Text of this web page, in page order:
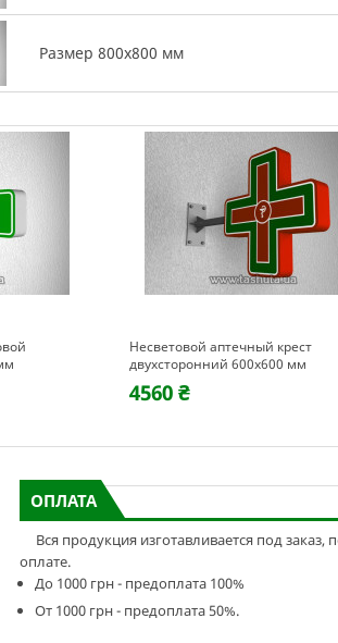
Размер 800х800 мм
Несветовой аптечный крест
двухсторонний 600х600 мм
4560 ₴
ОПЛАТА
Вся продукция изготавливается под заказ,
оплате.
До 1000 грн - предоплата 100%
От 1000 грн - предоплата 50%.